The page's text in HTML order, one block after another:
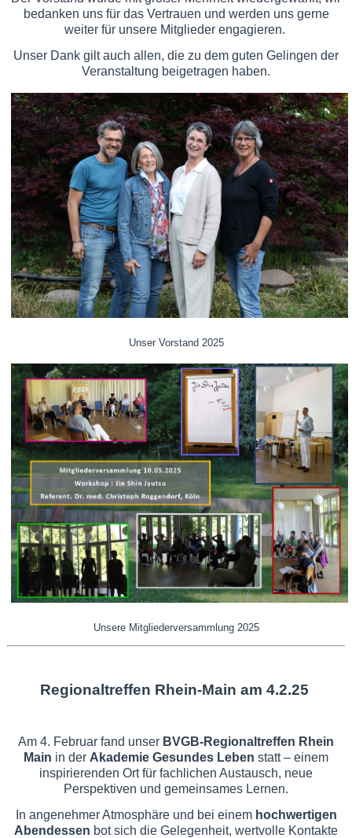
bedanken uns für das Vertrauen und werden uns gerne
weiter für unsere Mitglieder engagieren.
Unser Dank gilt auch allen, die zu dem guten Gelingen der
Veranstaltung beigetragen haben.
Unser Vorstand 2025
Unsere Mitgliederversammlung 2025
Regionaltreffen Rhein-Main am 4.2.25
Am 4. Februar fand unser BVGB-Regionaltreffen Rhein
Main in der Akademie Gesundes Leben statt – einem
inspirierenden Ort für fachlichen Austausch, neue
Perspektiven und gemeinsames Lernen.
In angenehmer Atmosphäre und bei einem hochwertigen
Abendessen bot sich die Gelegenheit, wertvolle Kontakte